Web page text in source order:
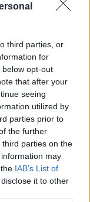
third parties, or
for
opt-out
that after your
seeing
utilized by
parties prior to
the further
parties on the
may
IAB’s List of
it to other
kap